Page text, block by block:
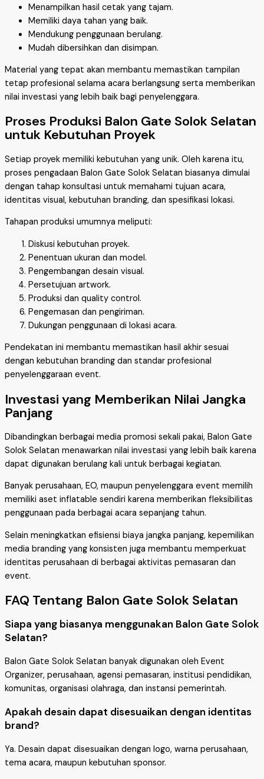
Menampilkan hasil cetak yang tajam.
Memiliki daya tahan yang baik.
Mendukung penggunaan berulang.
Mudah dibersihkan dan disimpan.
Material yang tepat akan membantu memastikan tampilan
tetap profesional selama acara berlangsung serta memberikan
nilai investasi yang lebih baik bagi penyelenggara.
Proses Produksi Balon Gate Solok Selatan
untuk Kebutuhan Proyek
Setiap proyek memiliki kebutuhan yang unik. Oleh karena itu,
proses pengadaan Balon Gate Solok Selatan biasanya dimulai
dengan tahap konsultasi untuk memahami tujuan acara,
identitas visual, kebutuhan branding, dan spesifikasi lokasi.
Tahapan produksi umumnya meliputi:
Diskusi kebutuhan proyek.
Penentuan ukuran dan model.
Pengembangan desain visual.
Persetujuan artwork.
Produksi dan quality control.
Pengemasan dan pengiriman.
Dukungan penggunaan di lokasi acara.
Pendekatan ini membantu memastikan hasil akhir sesuai
dengan kebutuhan branding dan standar profesional
penyelenggaraan event.
Investasi yang Memberikan Nilai Jangka
Panjang
Dibandingkan berbagai media promosi sekali pakai, Balon Gate
Solok Selatan menawarkan nilai investasi yang lebih baik karena
dapat digunakan berulang kali untuk berbagai kegiatan.
Banyak perusahaan, EO, maupun penyelenggara event memilih
memiliki aset inflatable sendiri karena memberikan fleksibilitas
penggunaan pada berbagai acara sepanjang tahun.
Selain meningkatkan efisiensi biaya jangka panjang, kepemilikan
media branding yang konsisten juga membantu memperkuat
identitas perusahaan di berbagai aktivitas pemasaran dan
event.
FAQ Tentang Balon Gate Solok Selatan
Siapa yang biasanya menggunakan Balon Gate Solok
Selatan?
Balon Gate Solok Selatan banyak digunakan oleh Event
Organizer, perusahaan, agensi pemasaran, institusi pendidikan,
komunitas, organisasi olahraga, dan instansi pemerintah.
Apakah desain dapat disesuaikan dengan identitas
brand?
Ya. Desain dapat disesuaikan dengan logo, warna perusahaan,
tema acara, maupun kebutuhan sponsor.